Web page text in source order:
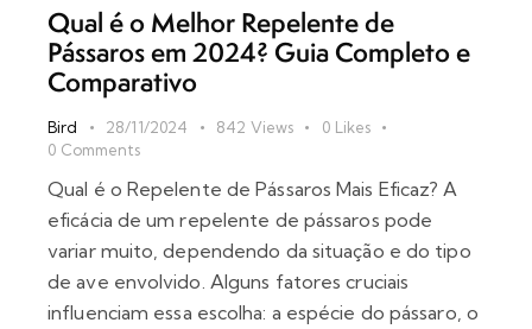
Qual é o Melhor Repelente de
Pássaros em 2024? Guia Completo e
Comparativo
Bird 28/11/2024 842 Views 0 Likes
0 Comments
Qual é o Repelente de Pássaros Mais Eficaz? A
eficácia de um repelente de pássaros pode
variar muito, dependendo da situação e do tipo
de ave envolvido. Alguns fatores cruciais
influenciam essa escolha: a espécie do pássaro, o